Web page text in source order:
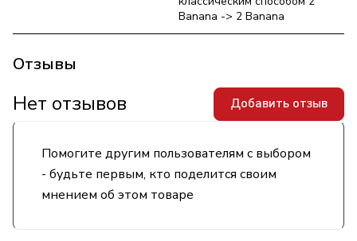
Banana -> 2 Banana
Отзывы
Помогите другим пользователям с выбором
- будьте первым, кто поделится своим
мнением об этом товаре
Нет отзывов Добавить отзыв